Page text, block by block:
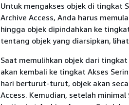
Untuk mengakses objek di tingkat
Archive Access, Anda harus
hingga objek dipindahkan ke
tentang objek yang diarsipkan, lihat
Saat memulihkan objek dari
akan kembali ke tingkat Akses
hari berturut-turut, objek akan
Access. Kemudian, setelah